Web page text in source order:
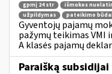
gpmį 24 str
išmokos
užpildymas
pateikimo būdai
Gyventojų pajamų
pažymų teikimas VMI
A klasės pajamų
Paraišką